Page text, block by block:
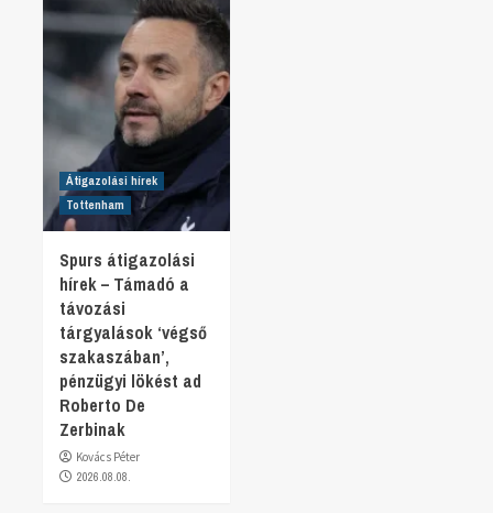
Átigazolási hírek
Tottenham
Spurs átigazolási
hírek – Támadó a
távozási
tárgyalások ‘végső
szakaszában’,
pénzügyi lökést ad
Roberto De
Zerbinak
Kovács Péter
2026.08.08.